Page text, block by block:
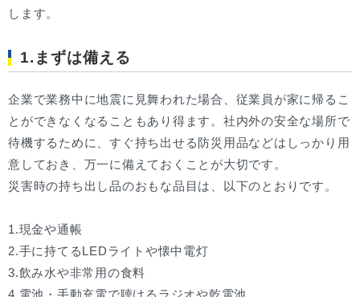
します。
1.まずは備える
企業で業務中に地震に見舞われた場合、従業員が家に帰るこ
とができなくなることもあり得ます。社内外の安全な場所で
待機するために、すぐ持ち出せる防災用品などはしっかり用
意しておき、万一に備えておくことが大切です。
災害時の持ち出し品のおもな品目は、以下のとおりです。
1.現金や通帳
2.手に持てるLEDライトや懐中電灯
3.飲み水や非常用の食料